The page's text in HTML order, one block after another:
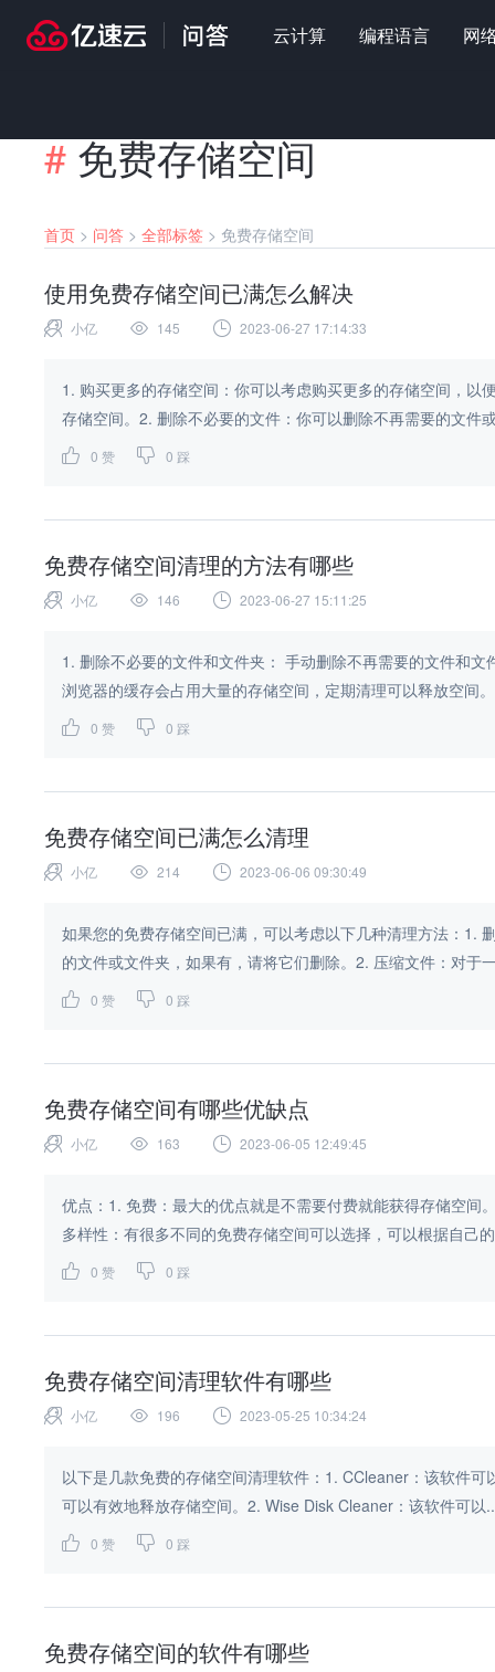
云计算 编程语言 网
#免费存储空间
首页 > 问答 > 全部标签 > 免费存储空间
使用免费存储空间已满怎么解决
小亿 145 2023-06-27 17:14:33
1. 购买更多的存储空间：你可以考虑购买更多的存储空间，
存储空间。2. 删除不必要的文件：你可以删除不再需要的文件
0 赞 0 踩
免费存储空间清理的方法有哪些
小亿 146 2023-06-27 15:11:25
1. 删除不必要的文件和文件夹： 手动删除不再需要的文件和
浏览器的缓存会占用大量的存储空间，定期清理可以释放空间
0 赞 0 踩
免费存储空间已满怎么清理
小亿 214 2023-06-06 09:30:49
如果您的免费存储空间已满，可以考虑以下几种清理方法：1.
的文件或文件夹，如果有，请将它们删除。2. 压缩文件：对于
0 赞 0 踩
免费存储空间有哪些优缺点
小亿 163 2023-06-05 12:49:45
优点：1. 免费：最大的优点就是不需要付费就能获得存储空
多样性：有很多不同的免费存储空间可以选择，可以根据自己
0 赞 0 踩
免费存储空间清理软件有哪些
小亿 196 2023-05-25 10:34:24
以下是几款免费的存储空间清理软件：1. CCleaner：该软件
可以有效地释放存储空间。2. Wise Disk Cleaner：该软件可以
0 赞 0 踩
免费存储空间的软件有哪些